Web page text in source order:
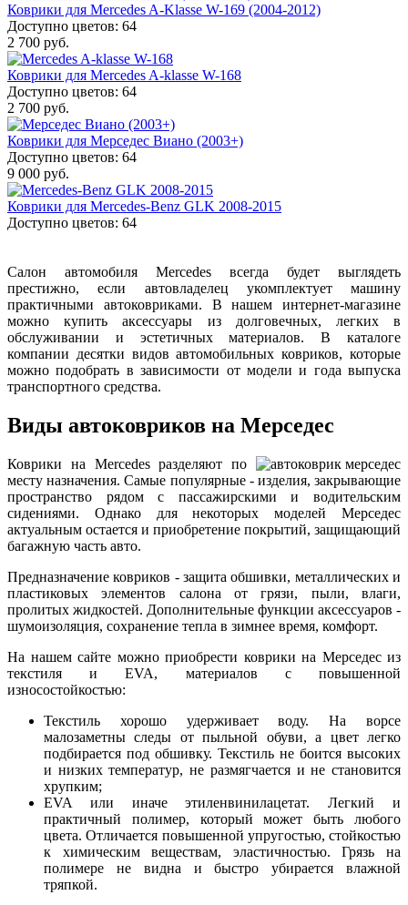
Коврики для Mercedes A-Klasse W-169 (2004-2012)
Доступно цветов: 64
2 700 руб.
Коврики для Mercedes A-klasse W-168
Доступно цветов: 64
2 700 руб.
Коврики для Мерседес Виано (2003+)
Доступно цветов: 64
9 000 руб.
Коврики для Mercedes-Benz GLK 2008-2015
Доступно цветов: 64
Салон автомобиля Mercedes всегда будет выглядеть
престижно, если автовладелец укомплектует машину
практичными автоковриками. В нашем интернет-магазине
можно купить аксессуары из долговечных, легких в
обслуживании и эстетичных материалов. В каталоге
компании десятки видов автомобильных ковриков, которые
можно подобрать в зависимости от модели и года выпуска
транспортного средства.
Виды автоковриков на Мерседес
Коврики на Mercedes разделяют по
месту назначения. Самые популярные - изделия, закрывающие
пространство рядом с пассажирскими и водительским
сидениями. Однако для некоторых моделей Мерседес
актуальным остается и приобретение покрытий, защищающий
багажную часть авто.
Предназначение ковриков - защита обшивки, металлических и
пластиковых элементов салона от грязи, пыли, влаги,
пролитых жидкостей. Дополнительные функции аксессуаров -
шумоизоляция, сохранение тепла в зимнее время, комфорт.
На нашем сайте можно приобрести коврики на Мерседес из
текстиля и EVA, материалов с повышенной
износостойкостью:
Текстиль хорошо удерживает воду. На ворсе
малозаметны следы от пыльной обуви, а цвет легко
подбирается под обшивку. Текстиль не боится высоких
и низких температур, не размягчается и не становится
хрупким;
EVA или иначе этиленвинилацетат. Легкий и
практичный полимер, который может быть любого
цвета. Отличается повышенной упругостью, стойкостью
к химическим веществам, эластичностью. Грязь на
полимере не видна и быстро убирается влажной
тряпкой.